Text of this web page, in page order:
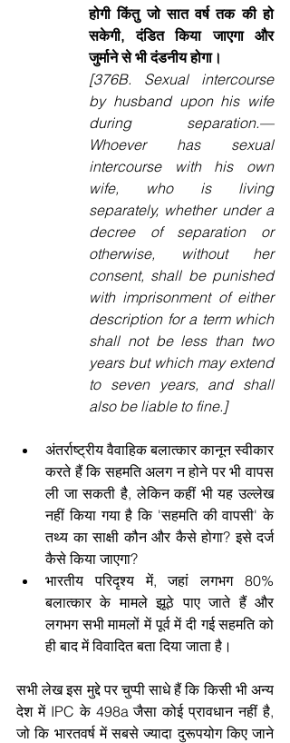
होगी किंतु जो सात वर्ष तक की हो
सकेगी, दंडित किया जाएगा और
जुर्माने से भी दंडनीय होगा।
[376B. Sexual intercourse
by husband upon his wife
during separation.—
Whoever has sexual
intercourse with his own
wife, who is living
separately, whether under a
decree of separation or
otherwise, without her
consent, shall be punished
with imprisonment of either
description for a term which
shall not be less than two
years but which may extend
to seven years, and shall
also be liable to fine.]
अंतर्राष्ट्रीय वैवाहिक बलात्कार कानून स्वीकार
करते हैं कि सहमति अलग न होने पर भी वापस
ली जा सकती है, लेकिन कहीं भी यह उल्लेख
नहीं किया गया है कि 'सहमति की वापसी' के
तथ्य का साक्षी कौन और कैसे होगा? इसे दर्ज
कैसे किया जाएगा?
भारतीय परिदृश्य में, जहां लगभग 80%
बलात्कार के मामले झूठे पाए जाते हैं और
लगभग सभी मामलों में पूर्व में दी गई सहमति को
ही बाद में विवादित बता दिया जाता है।
सभी लेख इस मुद्दे पर चुप्पी साधे हैं कि किसी भी अन्य
देश में IPC के 498a जैसा कोई प्रावधान नहीं है,
जो कि भारतवर्ष में सबसे ज्यादा दुरूपयोग किए जाने